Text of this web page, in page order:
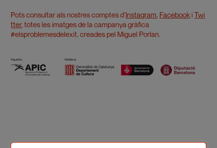
Pots consultar als nostres comptes d’Instagram Facebook iTwi
tter, totes les imatges de la campanya gràfica
#elsproblemesdelexit, creades pel Miguel Porlan.